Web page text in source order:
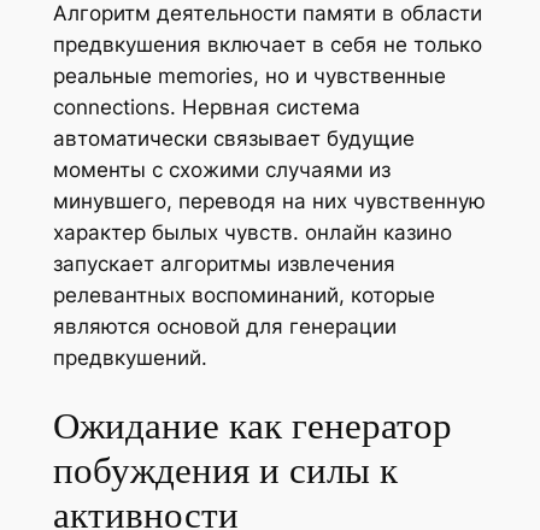
Алгоритм деятельности памяти в области
предвкушения включает в себя не только
реальные memories, но и чувственные
connections. Нервная система
автоматически связывает будущие
моменты с схожими случаями из
минувшего, переводя на них чувственную
характер былых чувств. онлайн казино
запускает алгоритмы извлечения
релевантных воспоминаний, которые
являются основой для генерации
предвкушений.
Ожидание как генератор
побуждения и силы к
активности